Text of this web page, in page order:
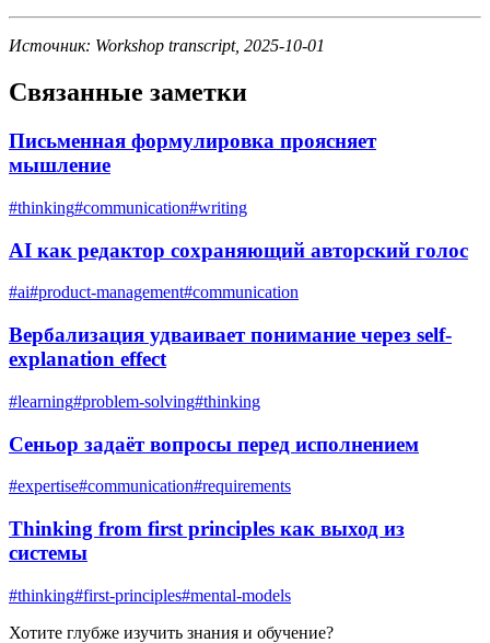
Источник: Workshop transcript, 2025-10-01
Связанные заметки
Письменная формулировка проясняет
мышление
#thinking#communication#writing
AI как редактор сохраняющий авторский голос
#ai#product-management#communication
Вербализация удваивает понимание через self-
explanation effect
#learning#problem-solving#thinking
Сеньор задаёт вопросы перед исполнением
#expertise#communication#requirements
Thinking from first principles как выход из
системы
#thinking#first-principles#mental-models
Хотите глубже изучить знания и обучение?